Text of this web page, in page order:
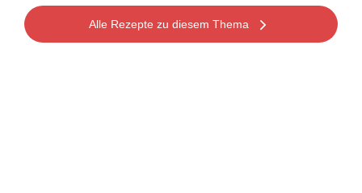
Alle Rezepte zu diesem Thema